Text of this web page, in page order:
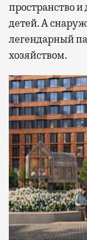
пространство
детей. А
легендарный
хозяйством.